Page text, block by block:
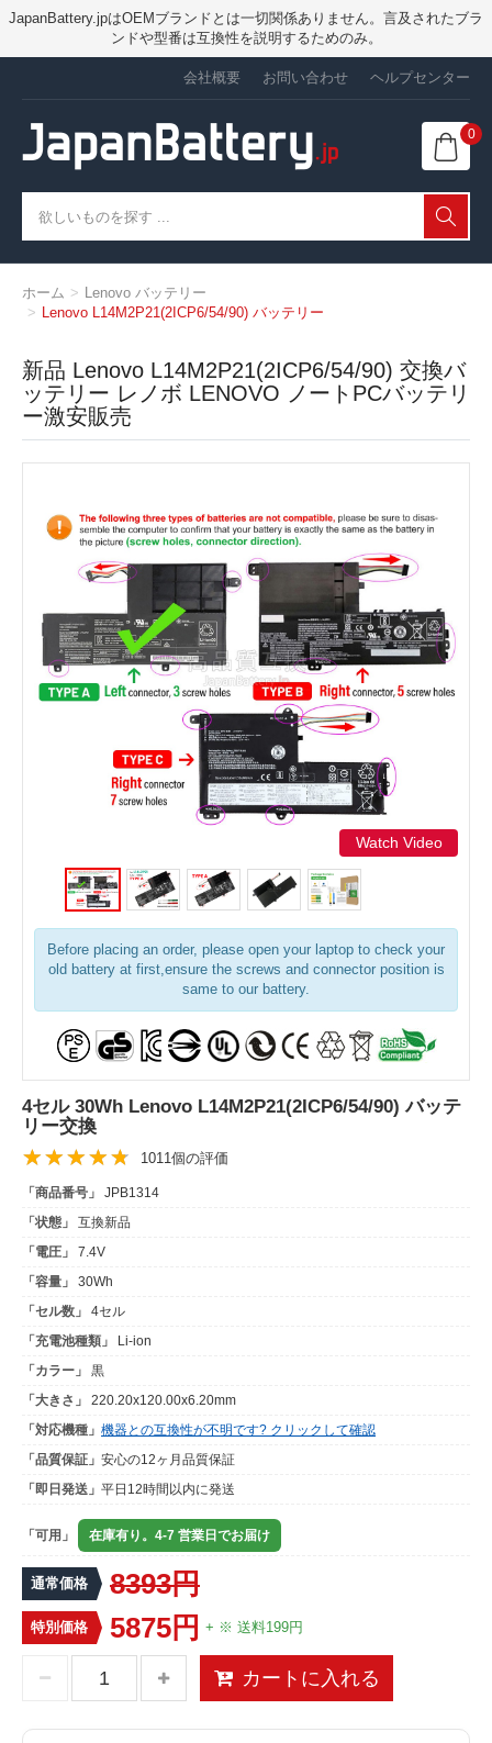
JapanBattery.jpはOEMブランドとは一切関係ありません。言及されたブラ
ンドや型番は互換性を説明するためのみ。
会社概要 お問い合わせ ヘルプセンター
0
ホーム
Lenovo バッテリー
Lenovo L14M2P21(2ICP6/54/90) バッテリー
新品 Lenovo L14M2P21(2ICP6/54/90) 交換バ
ッテリー レノボ LENOVO ノートPCバッテリ
ー激安販売
Watch Video
Before placing an order, please open your laptop to check your
old battery at first,ensure the screws and connector position is
same to our battery.
4セル 30Wh Lenovo L14M2P21(2ICP6/54/90) バッテ
リー交換
1011個の評価
「商品番号」
JPB1314
「状態」
互換新品
「電圧」
7.4V
「容量」
30Wh
「セル数」
4セル
「充電池種類」
Li-ion
「カラー」
黒
「大きさ」
220.20x120.00x6.20mm
「対応機種」 機器との互換性が不明です? クリックして確認
「品質保証」 安心の12ヶ月品質保証
「即日発送」 平日12時間以内に発送
「可用」 在庫有り。4-7 営業日でお届け
通常価格 8393円
特別価格 5875円 + ※ 送料199円
カートに入れる